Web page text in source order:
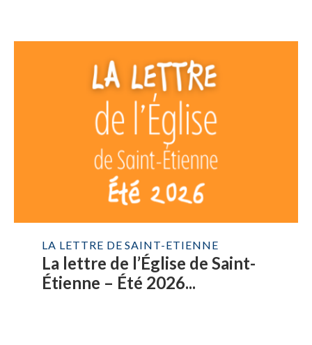
LA LETTRE DE SAINT-ETIENNE
La lettre de l’Église de Saint-
Étienne – Été 2026...